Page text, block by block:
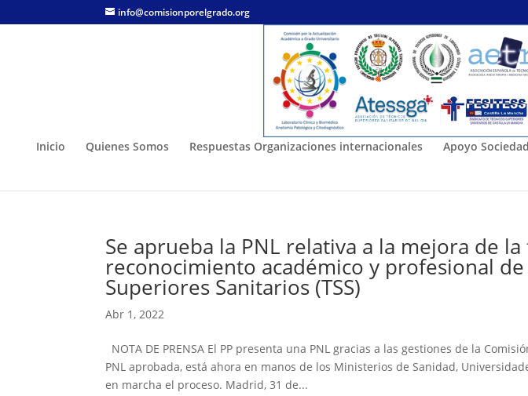
info@comisionporelgrado.org
Inicio Quienes Somos Respuestas Organizaciones internacionales Apoyo
Se aprueba la PNL relativa a la mejora de
reconocimiento académico y profesional de
Superiores Sanitarios (TSS)
Abr 1, 2022
NOTA DE PRENSA El PP presenta una PNL gracias a las gestiones de la
PNL aprobada, está ahora en manos de los Ministerios de Sanidad,
en marcha el proceso. Madrid, 31 de...